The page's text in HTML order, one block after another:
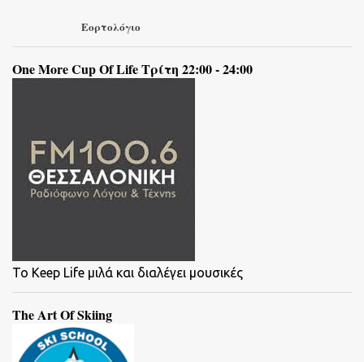
Εορτολόγιο
One More Cup Of Life Τρίτη 22:00 - 24:00
To Keep Life μιλά και διαλέγει μουσικές
The Art Of Skiing